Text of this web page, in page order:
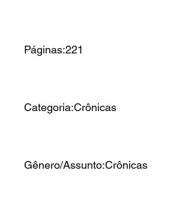
Páginas:221
Categoria:Crônicas
Gênero/Assunto:Crônicas